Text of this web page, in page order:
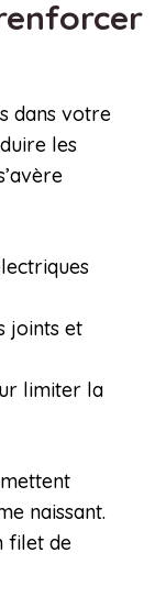
dans votre
les
joints et
limiter la
naissant.
filet de